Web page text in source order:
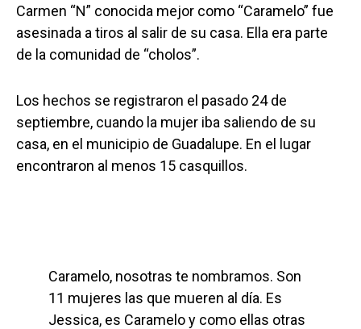
Carmen “N” conocida mejor como “Caramelo” fue
asesinada a tiros al salir de su casa. Ella era parte
de la comunidad de “cholos”.
Los hechos se registraron el pasado 24 de
septiembre, cuando la mujer iba saliendo de su
casa, en el municipio de Guadalupe. En el lugar
encontraron al menos 15 casquillos.
Caramelo, nosotras te nombramos. Son
11 mujeres las que mueren al día. Es
Jessica, es Caramelo y como ellas otras